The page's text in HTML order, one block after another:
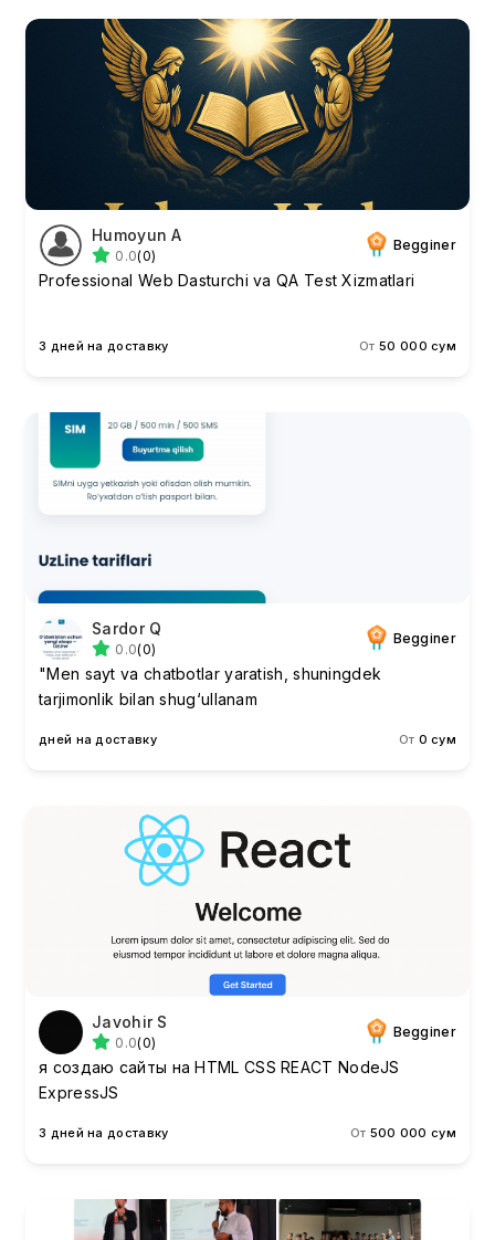
Humoyun A
0.0(0)
Begginer
Professional Web Dasturchi va QA Test Xizmatlari
3 дней на доставку От 50 000 сум
Sardor Q
0.0(0)
Begginer
"Men sayt va chatbotlar yaratish, shuningdek
tarjimonlik bilan shug‘ullanam
дней на доставку От 0 сум
Javohir S
0.0(0)
Begginer
я создаю сайты на HTML CSS REACT NodeJS
ExpressJS
3 дней на доставку От 500 000 сум